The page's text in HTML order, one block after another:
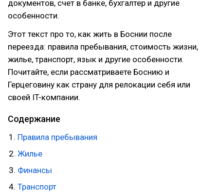
документов, счет в банке, бухгалтер и другие
особенности.
Этот текст про то, как жить в Боснии после
переезда: правила пребывания, стоимость жизни,
жилье, транспорт, язык и другие особенности.
Почитайте, если рассматриваете Боснию и
Герцеговину как страну для релокации себя или
своей IT-компании.
Содержание
Правила пребывания
Жилье
Финансы
Транспорт